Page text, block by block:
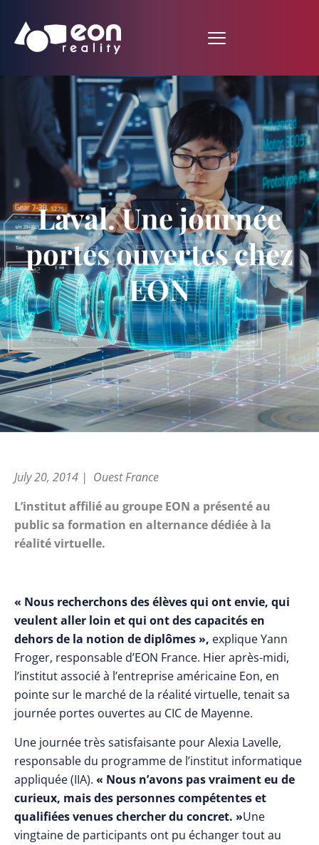
Laval. Une journée
portes ouvertes chez
EON
July 20, 2014 | Ouest France
L’institut affilié au groupe EON a présenté au
public sa formation en alternance dédiée à la
réalité virtuelle.
« Nous recherchons des élèves qui ont envie, qui
veulent aller loin et qui ont des capacités en
dehors de la notion de diplômes », explique Yann
Froger, responsable d’EON France. Hier après-midi,
l’institut associé à l’entreprise américaine Eon, en
pointe sur le marché de la réalité virtuelle, tenait sa
journée portes ouvertes au CIC de Mayenne.
Une journée très satisfaisante pour Alexia Lavelle,
responsable du programme de l’institut informatique
appliquée (IIA). « Nous n’avons pas vraiment eu de
curieux, mais des personnes compétentes et
qualifiées venues chercher du concret. »Une
vingtaine de participants ont pu échanger tout au